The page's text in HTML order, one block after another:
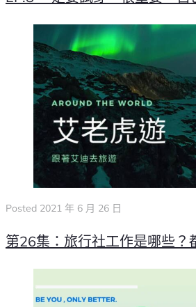
Posted 2021 年 6 月 26 日
第26集：旅行社工作是哪些？